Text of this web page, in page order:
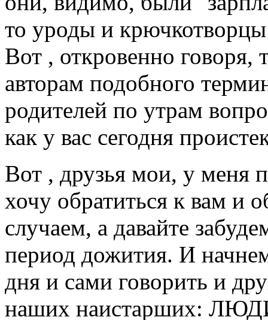
то уроды и
Вот , откровенно говоря,
авторам подобного
родителей по утрам
как у вас сегодня
Вот , друзья мои, у меня
хочу обратиться к вам и
случаем, а давайте
период дожития. И
дня и сами говорить и
наших наистарших: